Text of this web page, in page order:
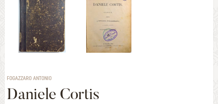
FOGAZZARO ANTONIO
Daniele Cortis